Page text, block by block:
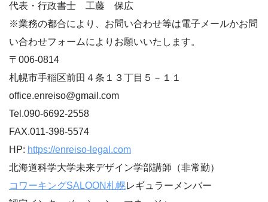
代表・行政書士 工藤 保広
※業務の都合により、お問い合わせ等は電子メールかお問
い合わせフォームによりお願いいたします。
〒006-0814
札幌市手稲区前田４条１３丁目５－１１
office.enreiso@gmail.com
Tel.090-6692-2558
FAX.011-398-5574
HP: https://enreiso-legal.com
北海道科学大学未来デザイン学部講師（非常勤）
コワーキングSALOON札幌レギュラーメンバー